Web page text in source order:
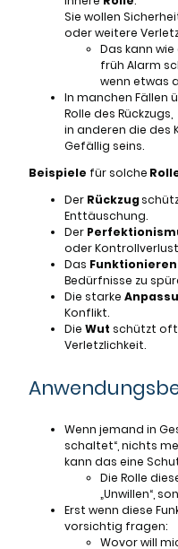
Sie wollen
oder weitere
Das kann
früh Alarm
wenn etwas
In manchen Fällen
Rolle des Rückzugs,
in anderen die des
Gefällig seins.
Beispiele für solche
Der Rückzug
Enttäuschung.
Der
oder
Das Funktionieren
Bedürfnisse zu
Die starke
Konflikt.
Die Wut schützt
Verletzlichkeit.
Wenn jemand in
schaltet“, nichts
kann das eine
Die Rolle
„Unwillen“,
Erst wenn diese
vorsichtig fragen:
Wovor will